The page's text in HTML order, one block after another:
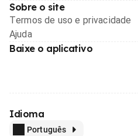
Sobre o site
Termos de uso e privacidade
Ajuda
Baixe o aplicativo
Idioma
Português